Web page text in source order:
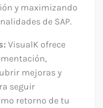
y maximizando
de SAP.
VisualK ofrece
mejoras y
seguir
retorno de tu